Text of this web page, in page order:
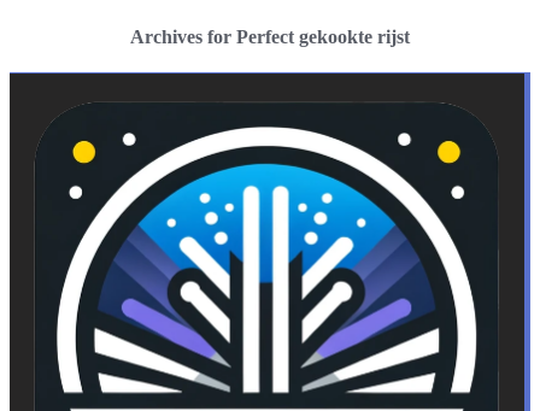
Archives for Perfect gekookte rijst